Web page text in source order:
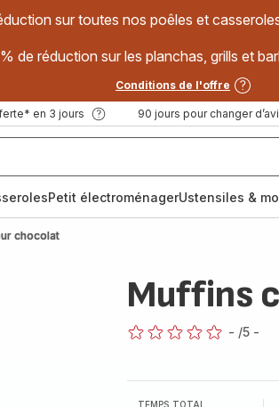
sur toutes nos poêles et
de réduction sur les planchas, grills et
Conditions de l'offre
en 3 jours 90 jours pour changer
Petit électroménagerUstensiles &
chocolat
Muffins
- /5 -
TEMPS TOTAL